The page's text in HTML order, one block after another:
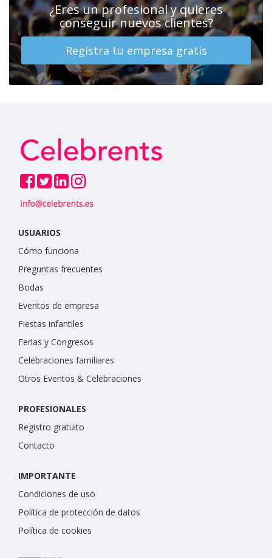
¿Eres un profesional y quieres
conseguir nuevos clientes?
Registra tu empresa gratis
USUARIOS
Cómo funciona
Preguntas frecuentes
Bodas
Eventos de empresa
Fiestas infantiles
Ferias y Congresos
Celebraciones familiares
Otros Eventos & Celebraciones
PROFESIONALES
Registro gratuito
Contacto
IMPORTANTE
Condiciones de uso
Política de protección de datos
Política de cookies